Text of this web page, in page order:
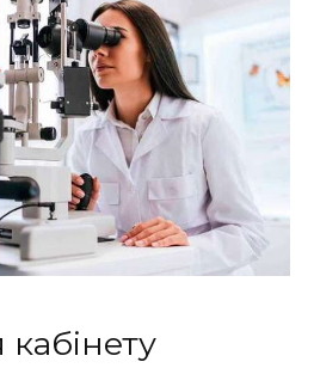
кабінету